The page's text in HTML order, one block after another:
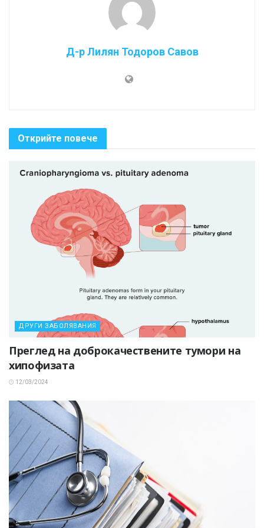
Д-р Лилян Тодоров Савов
Открийте повече
ДРУГИ ЗАБОЛЯВАНИЯ
Преглед на доброкачествените тумори на
хипофизата
12/03/2024